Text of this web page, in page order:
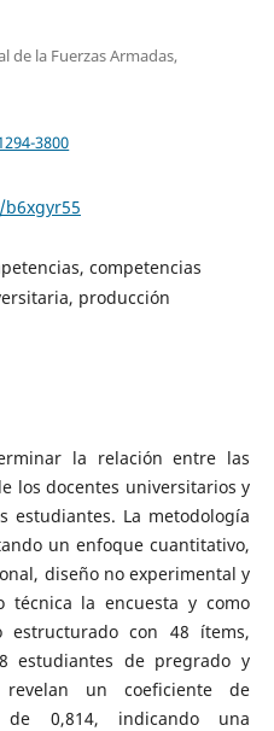
de la Fuerzas Armadas,
3800
competencias
producción
la relación entre las
los docentes universitarios y
estudiantes. La metodología
un enfoque cuantitativo,
diseño no experimental y
técnica la encuesta y como
estructurado con 48 ítems,
estudiantes de pregrado y
revelan un coeficiente de
de 0,814, indicando una